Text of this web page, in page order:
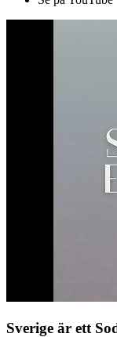
Sverige är ett